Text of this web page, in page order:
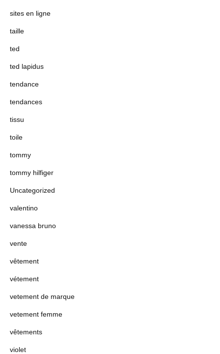
sites en ligne
taille
ted
ted lapidus
tendance
tendances
tissu
toile
tommy
tommy hilfiger
Uncategorized
valentino
vanessa bruno
vente
vêtement
vétement
vetement de marque
vetement femme
vêtements
violet